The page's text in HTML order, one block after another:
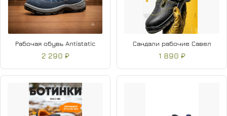
Рабочая обувь Antistatic
2 290 ₽
Сандали рабочие Савел
1 890 ₽